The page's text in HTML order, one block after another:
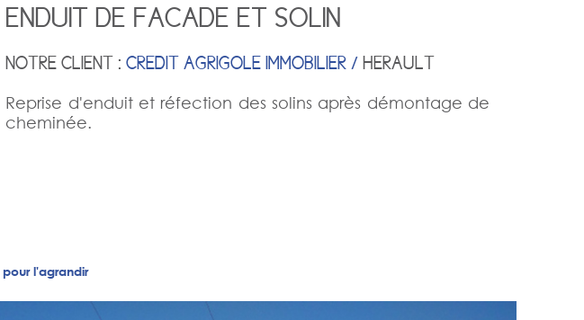
ENDUIT DE FACADE ET SOLIN
NOTRE CLIENT :CREDIT AGRIGOLE IMMOBILIER / HERAULT
Reprise d'enduit et réfection des solins après démontage de
cheminée.
pour l'agrandir